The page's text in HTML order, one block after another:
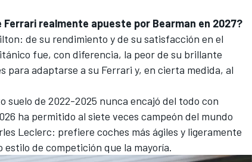
realmente apueste por Bearman en 2027?
: de su rendimiento y de su satisfacción en el
fue, con diferencia, la peor de su brillante
para adaptarse a su Ferrari y, en cierta medida, al
suelo de 2022-2025 nunca encajó del todo con
ha permitido al siete veces campeón del mundo
Leclerc: prefiere coches más ágiles y ligeramente
de competición que la mayoría.